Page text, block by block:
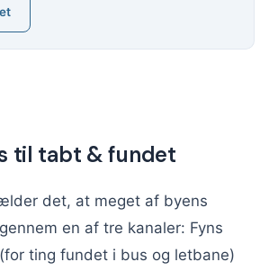
til tabt & fundet
det, at meget af byens
en af tre kanaler: Fyns
ting fundet i bus og letbane)